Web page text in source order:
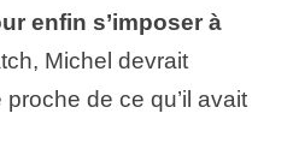
enfin s’imposer à
Michel devrait
de ce qu’il avait